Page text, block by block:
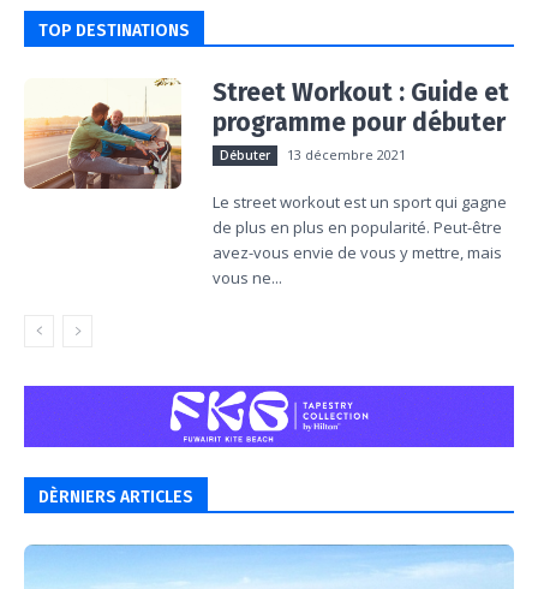
TOP DESTINATIONS
Street Workout : Guide et
programme pour débuter
Débuter 13 décembre 2021
Le street workout est un sport qui gagne
de plus en plus en popularité. Peut-être
avez-vous envie de vous y mettre, mais
vous ne...
DÈRNIERS ARTICLES